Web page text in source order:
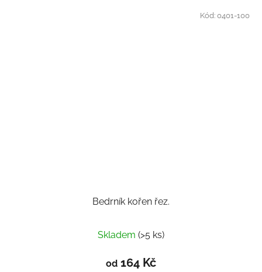
Bedrník kořen řez.
hodnocení
produktu
Skladem (>5 ks)
od 164 Kč
Kód:0401-100